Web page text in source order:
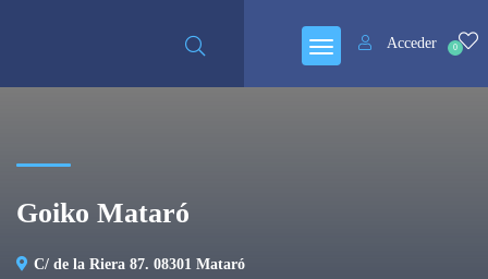
0
Acceder
Goiko Mataró
C/ de la Riera 87. 08301 Mataró